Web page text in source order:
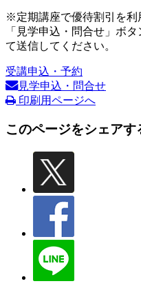
※定期講座で優待割引を利
「見学申込・問合せ」ボ
て送信してください。
受講申込・予約
見学申込・問合せ
印刷用ページへ
このページをシェアす